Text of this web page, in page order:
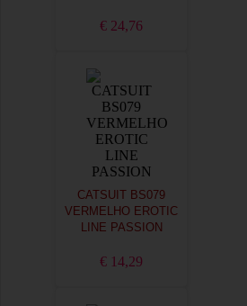
€ 24,76
CATSUIT BS079
VERMELHO EROTIC
LINE PASSION
€ 14,29